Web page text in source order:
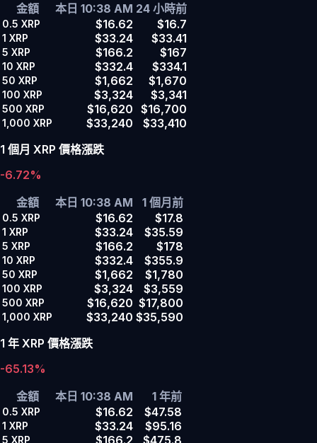
金額
本日 10:38 AM 24 小時前
0.5 XRP $16.62 $16.7
1 XRP $33.24 $33.41
5 XRP $166.2 $167
10 XRP $332.4 $334.1
50 XRP $1,662 $1,670
100 XRP $3,324 $3,341
500 XRP $16,620 $16,700
1,000 XRP $33,240
$33,410
1 個月 XRP 價格漲跌
-6.72%
金額
本日 10:38 AM 1 個月前
0.5 XRP $16.62 $17.8
1 XRP $33.24 $35.59
5 XRP $166.2 $178
10 XRP $332.4 $355.9
50 XRP $1,662 $1,780
100 XRP $3,324 $3,559
500 XRP $16,620 $17,800
1,000 XRP $33,240 $35,590
1 年 XRP 價格漲跌
-65.13%
金額
本日 10:38 AM 1 年前
0.5 XRP $16.62 $47.58
1 XRP $33.24 $95.16
5 XRP $166.2 $475.8